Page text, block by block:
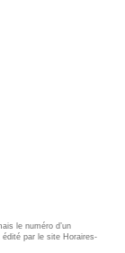
le numéro d’un
par le site Horaires-